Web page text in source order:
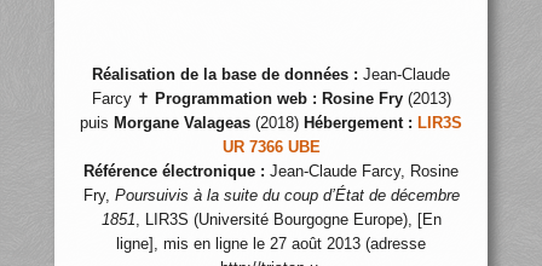
Réalisation de la base de données : Jean-Claude
Farcy ✝ Programmation web : Rosine Fry(2013)
puis Morgane Valageas (2018) Hébergement : LIR3S
UR 7366 UBE
Référence électronique : Jean-Claude Farcy, Rosine
Fry, Poursuivis à la suite du coup d’État de décembre
1851, LIR3S (Université Bourgogne Europe), [En
ligne], mis en ligne le 27 août 2013 (adresse